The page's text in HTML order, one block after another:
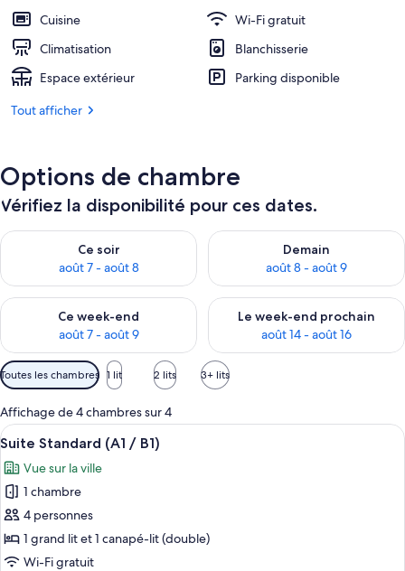
Cuisine
Wi-Fi gratuit
Climatisation
Blanchisserie
Espace extérieur
Parking disponible
Tout afficher
Options de chambre
Vérifiez la disponibilité pour ces dates.
Ce soir
août 7 - août 8
Vérifier la disponibilité pour ce soir août 7 - août 8
Demain
août 8 - août 9
Vérifier la disponibilité pour
Ce week-end
août 7 - août 9
Vérifier la disponibilité pour ce week-end août 7 - août 9
Le week-end prochain
août 14 - août 16
Vérifier la disponibilité pour
Filtres
disponibles
pour
les
chambres
Toutes les chambres 1 lit 2 lits 3+ lits
Affichage de 4 chambres sur 4
Afficher
toutes
les
photos
pour
ce
type
Une chambre d’hôtel moderne
24
Suite Standard (A1 / B1)
Vue sur la ville
1 chambre
4 personnes
1 grand lit et 1 canapé-lit (double)
Wi-Fi gratuit